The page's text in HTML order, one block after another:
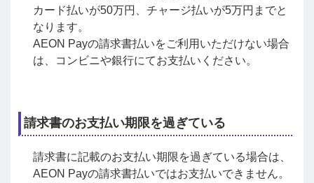
カード払いが50万円、チャージ払いが5万円までと
なります。
AEON Payの請求書払いをご利用いただけない場合
は、コンビニや銀行にてお支払いください。
請求書のお支払い期限を過ぎている
請求書に記載のお支払い期限を過ぎている場合は、
AEON Payの請求書払いではお支払いできません。